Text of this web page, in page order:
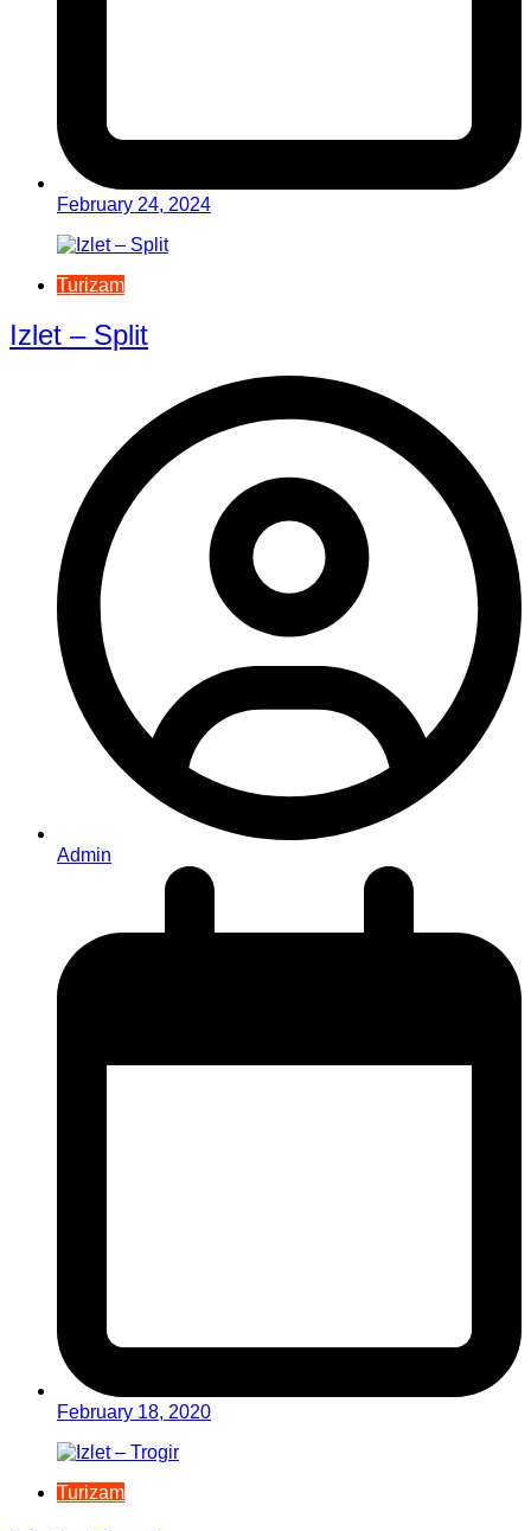
February 24, 2024
Turizam
Izlet – Split
Admin
February 18, 2020
Turizam